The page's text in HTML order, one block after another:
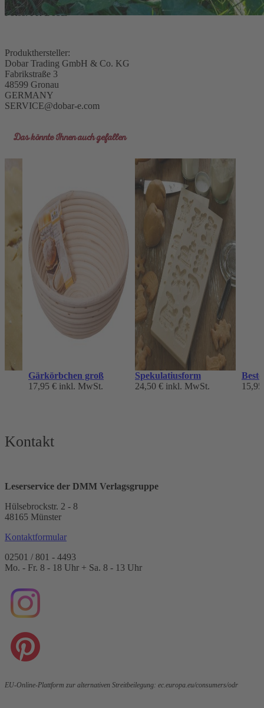
Fotos: PR Dobar
Produkthersteller:
Dobar Trading GmbH & Co. KG
Fabrikstraße 3
48599 Gronau
GERMANY
SERVICE@dobar-e.com
Das könnte Ihnen auch gefallen
Gärkörbchen groß
17,95 € inkl. MwSt.
Spekulatiusform
24,50 € inkl. MwSt.
Kontakt
Leserservice der DMM Verlagsgruppe
Hülsebrockstr. 2 - 8
48165 Münster
Kontaktformular
02501 / 801 - 4493
Mo. - Fr. 8 - 18 Uhr + Sa. 8 - 13 Uhr
EU-Online-Plattform zur alternativen Streitbeilegung: ec.europa.eu/consumers/odr